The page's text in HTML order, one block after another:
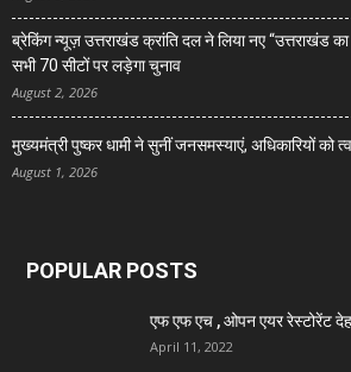
ब्रेकिंग न्यूज़ उत्तराखंड क्रांति दल ने लिया नए “उत्तराखंड
सभी 70 सीटों पर लड़ेगा चुनाव
August 2, 2026
मुख्यमंत्री पुष्कर धामी ने सुनीं जनसमस्याएं, अधिकारियों को
August 1, 2026
POPULAR POSTS
एफ एफ एच , ओपन एयर रेस्टोरेंट
April 11, 2022